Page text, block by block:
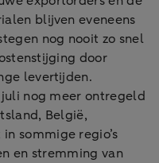
blijven eveneens
nog nooit zo snel
door
levertijden.
nog meer ontregeld
België,
sommige regio’s
en stremming van